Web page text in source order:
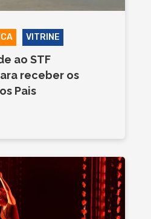
VITRINE
ao STF
receber os
Pais